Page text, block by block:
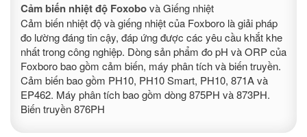
Cảm biến nhiệt độ Foxobovà Giếng nhiệt
Cảm biến nhiệt độ và giếng nhiệt của Foxboro là giải pháp
đo lường đáng tin cậy, đáp ứng được các yêu cầu khắt khe
nhất trong công nghiệp. Dòng sản phẩm đo pH và ORP của
Foxboro bao gồm cảm biến, máy phân tích và biến truyền.
Cảm biến bao gồm PH10, PH10 Smart, PH10, 871A và
EP462. Máy phân tích bao gồm dòng 875PH và 873PH.
Biến truyền 876PH